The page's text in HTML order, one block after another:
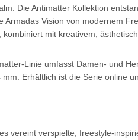
Die Antimatter Kollektion
Armadas Vision von modernem
kombiniert mit kreativem,
Linie umfasst Damen- und
mm. Erhältlich ist die Serie online
vereint verspielte, freestyle-